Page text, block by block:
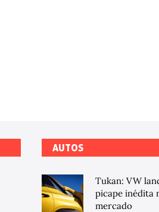
AUTOS
Tukan: VW
picape inédita
mercado